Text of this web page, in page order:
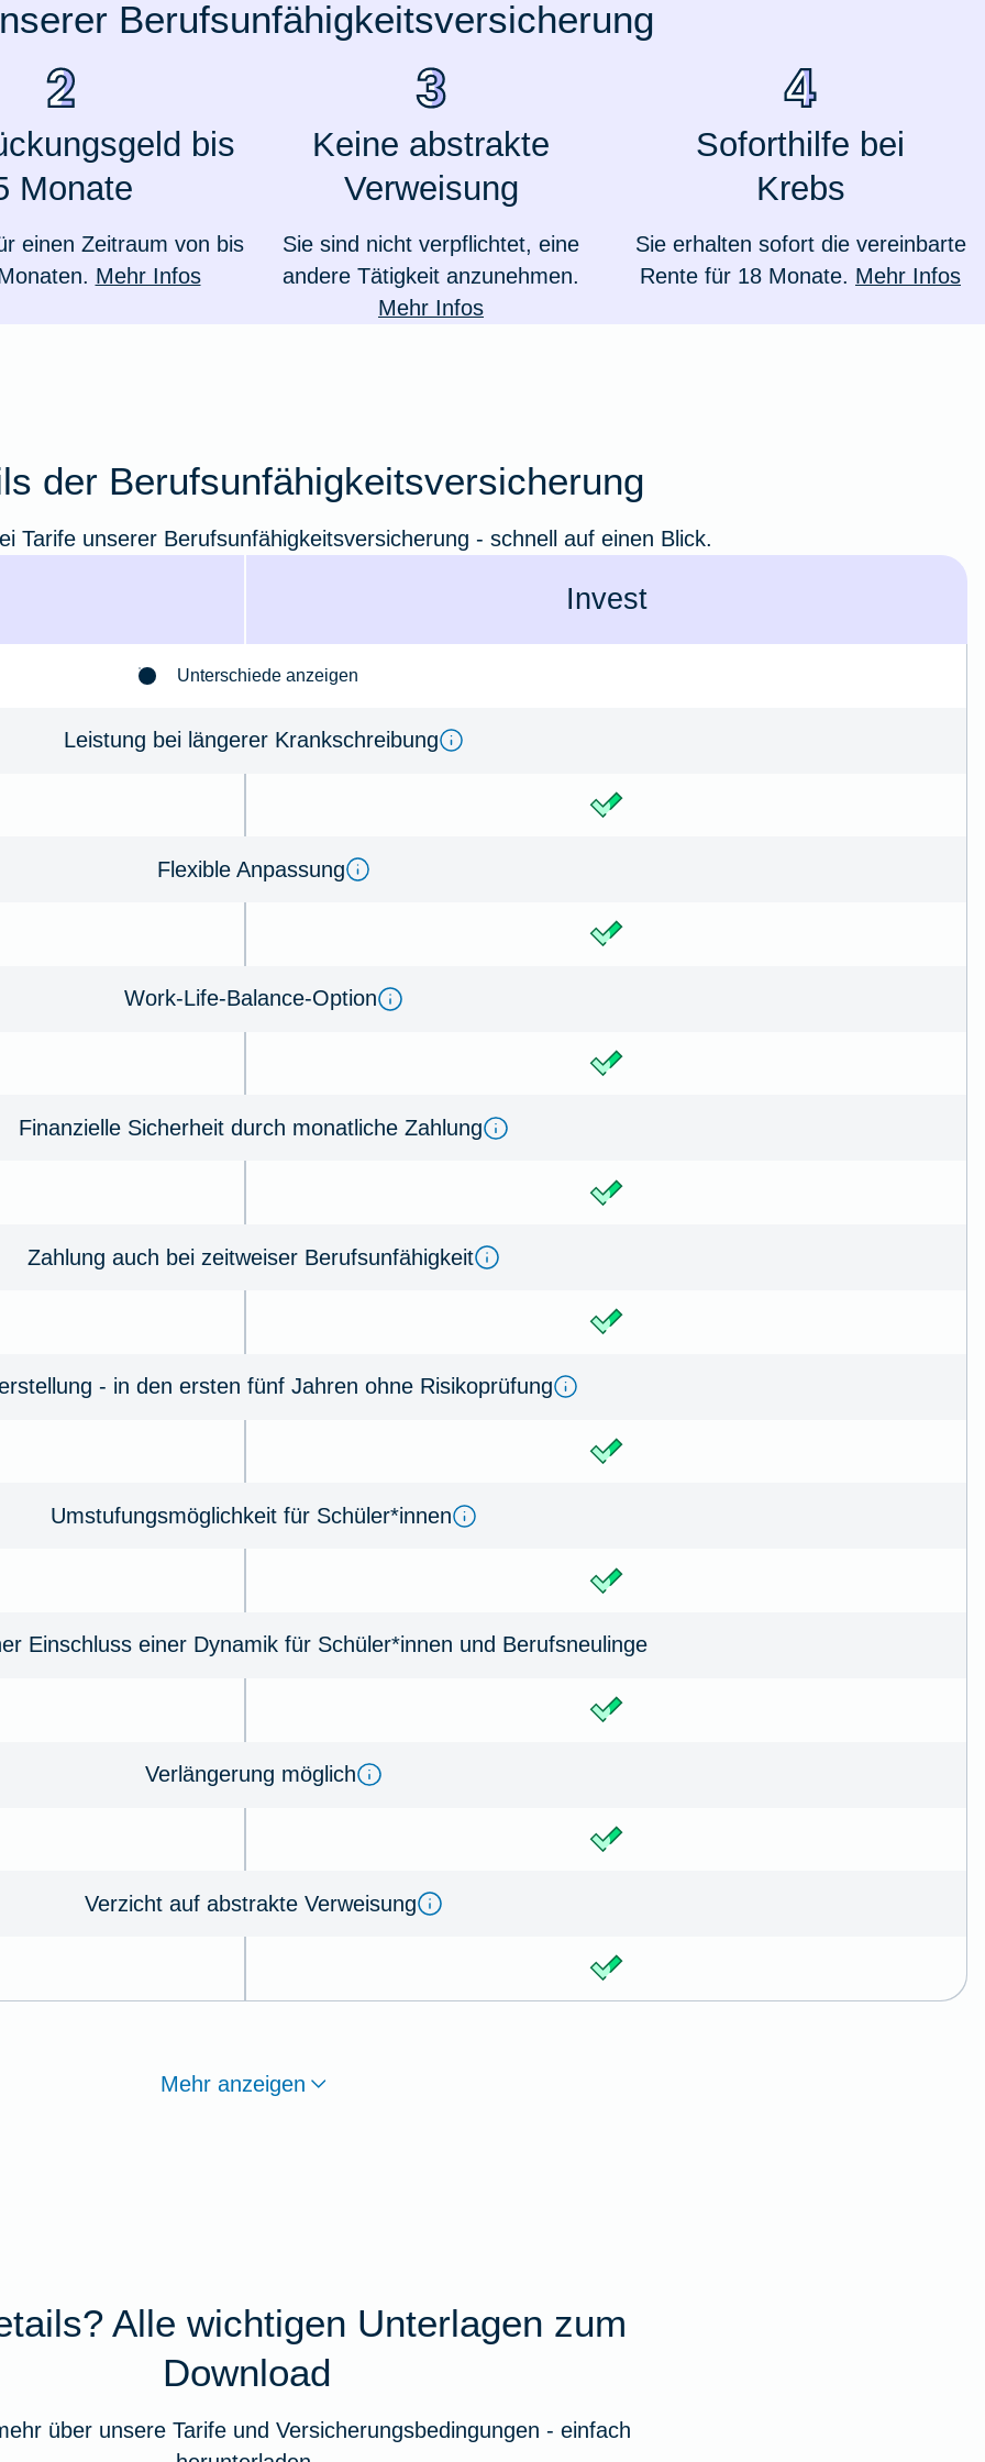
Berufsunfähigkeitsversicherung
bis
Monate
einen Zeitraum von bis
Mehr Infos
Keine abstrakte
Verweisung
Sie sind nicht verpflichtet, eine
andere Tätigkeit anzunehmen.
Mehr Infos
Soforthilfe bei
Krebs
Sie erhalten sofort die vereinbarte
Rente für 18 Monate. Mehr Infos
der Berufsunfähigkeitsversicherung
Tarife unserer Berufsunfähigkeitsversicherung - schnell auf einen Blick.
Invest
Unterschiede anzeigen
Leistung bei längerer Krankschreibung
Flexible Anpassung
Work-Life-Balance-Option
Finanzielle Sicherheit durch monatliche Zahlung
Zahlung auch bei zeitweiser Berufsunfähigkeit
- in den ersten fünf Jahren ohne Risikoprüfung
Umstufungsmöglichkeit für Schüler*innen
Einschluss einer Dynamik für Schüler*innen und Berufsneulinge
Verlängerung möglich
Verzicht auf abstrakte Verweisung
Mehr anzeigen
Alle wichtigen Unterlagen zum
Download
über unsere Tarife und Versicherungsbedingungen - einfach